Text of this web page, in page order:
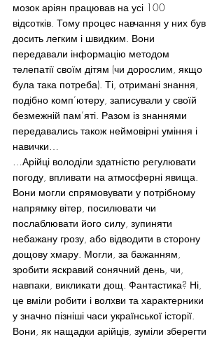
мозок аріян працював на усі 100
відсотків. Тому процес навчання у них був
досить легким і швидким. Вони
передавали інформацію методом
телепатії своїм дітям (чи дорослим, якщо
була така потреба). Ті, отримані знання,
подібно комп’ютеру, записували у своїй
безмежній пам’яті. Разом із знаннями
передавались також неймовірні уміння і
навички…
…Арійці володіли здатністю регулювати
погоду, впливати на атмосферні явища.
Вони могли спрямовувати у потрібному
напрямку вітер, посилювати чи
послаблювати його силу, зупиняти
небажану грозу, або відводити в сторону
дощову хмару. Могли, за бажанням,
зробити яскравий сонячний день, чи,
навпаки, викликати дощ. Фантастика? Ні,
це вміли робити і волхви та характерники
у значно пізніші часи української історії.
Вони, як нащадки арійців, зуміли зберегти